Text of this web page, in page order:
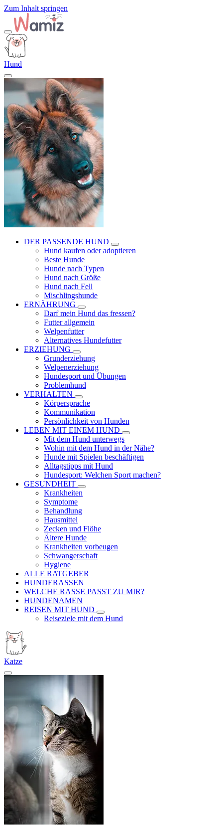
Zum Inhalt springen
Hund
DER PASSENDE HUND
Hund kaufen oder adoptieren
Beste Hunde
Hunde nach Typen
Hund nach Größe
Hund nach Fell
Mischlingshunde
ERNÄHRUNG
Darf mein Hund das fressen?
Futter allgemein
Welpenfutter
Alternatives Hundefutter
ERZIEHUNG
Grunderziehung
Welpenerziehung
Hundesport und Übungen
Problemhund
VERHALTEN
Körpersprache
Kommunikation
Persönlichkeit von Hunden
LEBEN MIT EINEM HUND
Mit dem Hund unterwegs
Wohin mit dem Hund in der Nähe?
Hunde mit Spielen beschäftigen
Alltagstipps mit Hund
Hundesport: Welchen Sport machen?
GESUNDHEIT
Krankheiten
Symptome
Behandlung
Hausmittel
Zecken und Flöhe
Ältere Hunde
Krankheiten vorbeugen
Schwangerschaft
Hygiene
ALLE RATGEBER
HUNDERASSEN
WELCHE RASSE PASST ZU MIR?
HUNDENAMEN
REISEN MIT HUND
Reiseziele mit dem Hund
Katze